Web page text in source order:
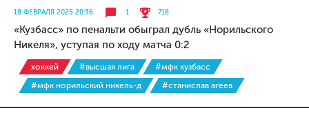
18 ФЕВРАЛЯ 2025 20:36 1 718
«Кузбасс» по пенальти обыграл дубль «Норильского
Никеля», уступая по ходу матча 0:2
хоккей #высшая лига
#мфк кузбасс
#мфк норильский никель-д
#станислав агеев